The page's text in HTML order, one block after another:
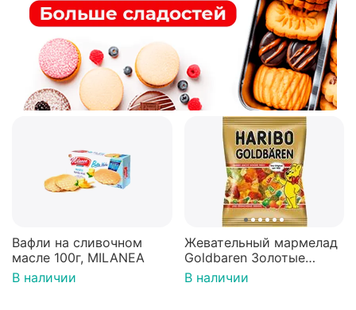
Вафли на сливочном
масле 100г, MILANEA
В наличии
Жевательный мармелад
Goldbaren Золотые
мишки 100г, Германия
В наличии